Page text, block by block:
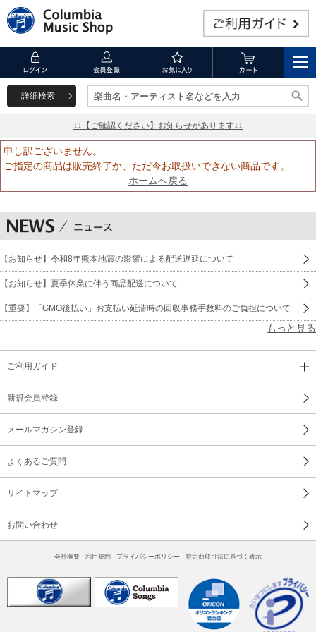
詳細検索 楽曲名・アーティスト名などを入力
楽曲名・アーティスト名などを入力
↓↓【ご確認ください】お知らせがあります↓↓
申し訳ございません。
ご指定の商品は販売終了か、ただ今お取扱いできない商品です。
ホームへ戻る
【お知らせ】令和8年熊本地震の影響による配送遅延について
【お知らせ】夏季休業に伴う商品配送について
【重要】「GMO後払い」お支払い延滞時の回収事務手数料のご負担について
もっと見る
ご利用ガイド
新規会員登録
メールマガジン登録
よくあるご質問
サイトマップ
お問い合わせ
会社概要 利用規約 プライバシーポリシー 特定商取引法に基づく表示